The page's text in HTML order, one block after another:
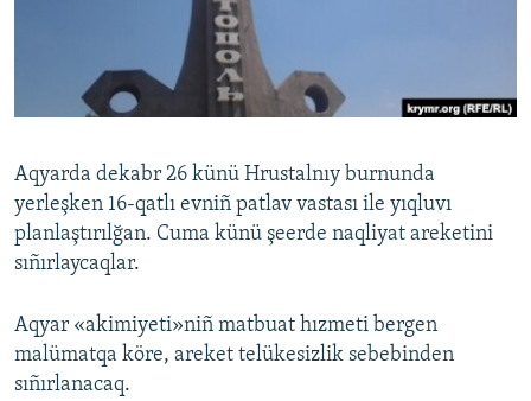
Українською
RFE/RS bütün saytları
Aqyarda dekabr 26 künü Hrustalnıy burnunda
yerleşken 16-qatlı evniñ patlav vastası ile yıqluvı
planlaştırılğan. Cuma künü şeerde naqliyat areketini
sıñırlaycaqlar.
Aqyar «akimiyeti»niñ matbuat hızmeti bergen
malümatqa köre, areket telükesizlik sebebinden
sıñırlanacaq.